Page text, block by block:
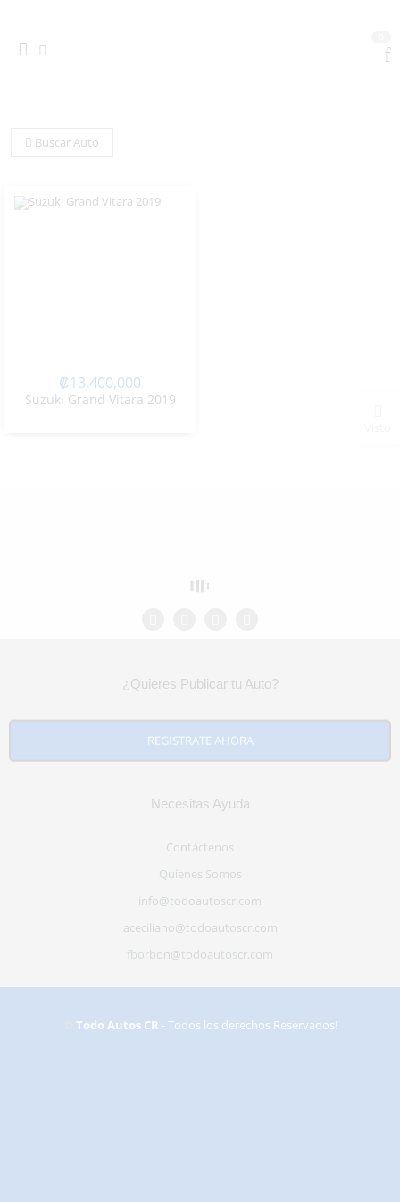
Buscar Auto
₡13,400,000
Suzuki Grand Vitara 2019
¿Quieres Publicar tu Auto?
REGISTRATE AHORA
Necesitas Ayuda
Contáctenos
Quienes Somos
info@todoautoscr.com
aceciliano@todoautoscr.com
fborbon@todoautoscr.com
Todo Autos CR - Todos los derechos Reservados!